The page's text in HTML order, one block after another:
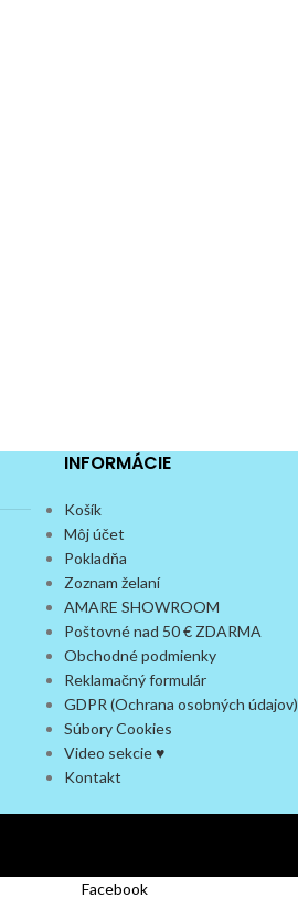
INFORMÁCIE
Košík
Môj účet
Pokladňa
Zoznam želaní
AMARE SHOWROOM
Poštovné nad 50 € ZDARMA
Obchodné podmienky
Reklamačný formulár
GDPR (Ochrana osobných údajov)
Súbory Cookies
Video sekcie ♥
Kontakt
Facebook